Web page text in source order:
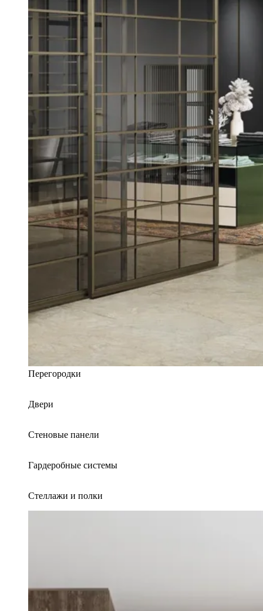
Перегородки
Двери
Стеновые панели
Гардеробные системы
Стеллажи и полки